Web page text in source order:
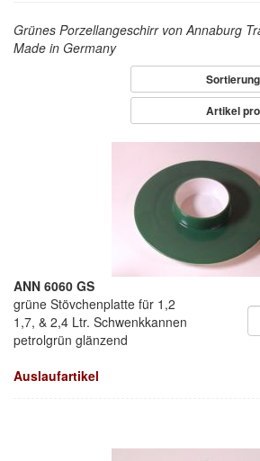
Grünes Porzellangeschirr von Annaburg
Made in Germany
Artikel
ANN 6060 GS
grüne Stövchenplatte für 1,2
1,7, & 2,4 Ltr. Schwenkkannen
petrolgrün glänzend
Auslaufartikel